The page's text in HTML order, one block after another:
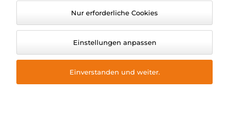
O Unternehmen
© 2026 hydrotechnik24.de. Alle Rechte vorbehalten.
Nur erforderliche Cookies
Einstellungen anpassen
Einverstanden und weiter.